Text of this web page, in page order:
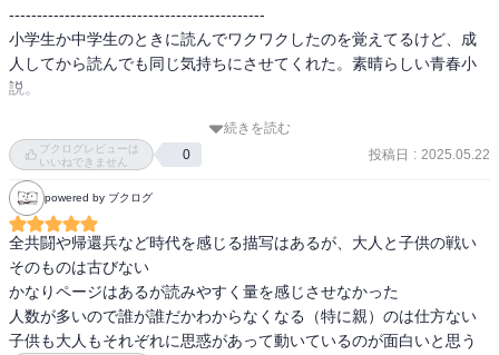
----------------------------------------------
小学生か中学生のときに読んでワクワクしたのを覚えてるけど、成
人してから読んでも同じ気持ちにさせてくれた。素晴らしい青春小
説。
判で押したような教育、汚い大人の綺麗事。
恵まれた環境に生れ落ちて、社会の圧力や敷かれたレールがうざっ
たくて仕方ない。
そんなことを思うだけ思ってなんにも出来ず、ささやかな個人的反
抗に勤しむ自分にとって、相原や菊池、A組のみんなが本当にかっこ
よく映った。
大人になるということは、心の中の解放区を押し殺して日々を忙殺
することなのだろうか。
続きを読む
ブクログレビューは
いいねできません
0 投稿日 : 2025.05.22
powered by ブクログ
全共闘や帰還兵など時代を感じる描写はあるが、大人と子供の戦い
そのものは古びない
かなりページはあるが読みやすく量を感じさせなかった
人数が多いので誰が誰だかわからなくなる（特に親）のは仕方ない
子供も大人もそれぞれに思惑があって動いているのが面白いと思う